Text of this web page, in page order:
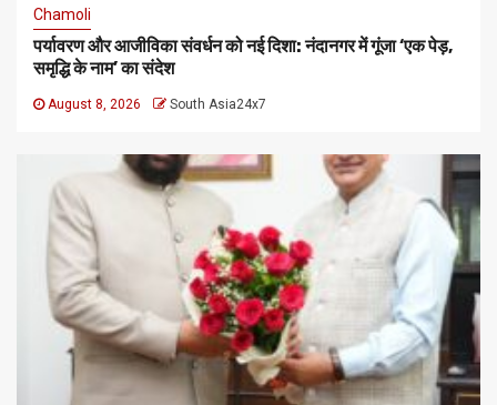
Chamoli
पर्यावरण और आजीविका संवर्धन को नई दिशा: नंदानगर में गूंजा ‘एक पेड़,
समृद्धि के नाम’ का संदेश
August 8, 2026 South Asia24x7